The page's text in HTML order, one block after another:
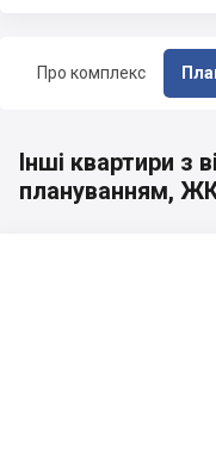
Про комплекс
Інші квартири з
плануванням,